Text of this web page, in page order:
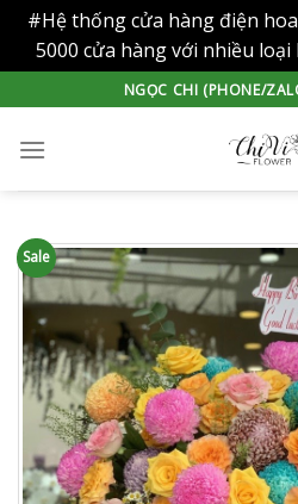
#Hệ thống cửa hàng điện
5000 cửa hàng với nhiều loại
to
content
NGỌC CHI (PHONE/
Sale